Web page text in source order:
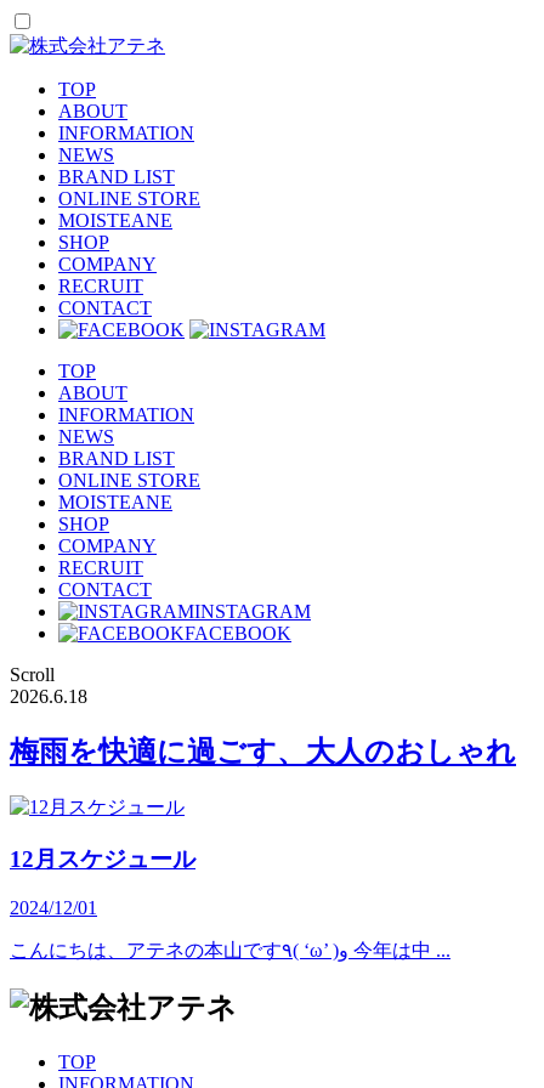
TOP
ABOUT
INFORMATION
NEWS
BRAND LIST
ONLINE STORE
MOISTEANE
SHOP
COMPANY
RECRUIT
CONTACT
TOP
ABOUT
INFORMATION
NEWS
BRAND LIST
ONLINE STORE
MOISTEANE
SHOP
COMPANY
RECRUIT
CONTACT
INSTAGRAM
FACEBOOK
Scroll
2026.6.18
梅雨を快適に過ごす、大人のおしゃれ
12月スケジュール
2024/12/01
こんにちは、アテネの本山です٩( ‘ω’ )و 今年は中 ...
TOP
INFORMATION